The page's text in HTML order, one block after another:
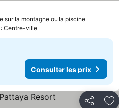
sur la montagne ou la piscine
: Centre-ville
Consulter les prix
Partager